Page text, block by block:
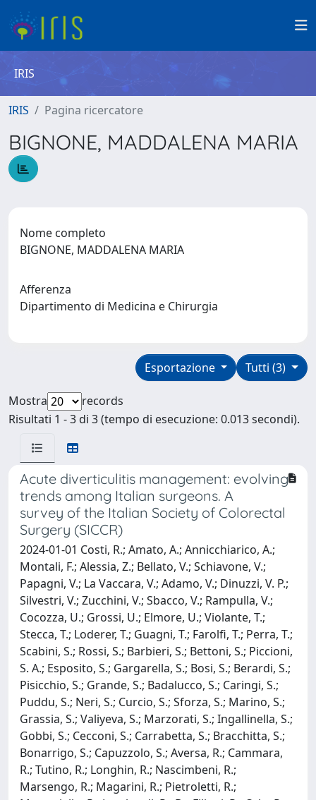
IRIS
IRIS Pagina ricercatore
BIGNONE, MADDALENA MARIA
Nome completo
BIGNONE, MADDALENA MARIA
Afferenza
Dipartimento di Medicina e Chirurgia
Tutti (3)
Esportazione
Mostra
records
Risultati 1 - 3 di 3 (tempo di esecuzione: 0.013 secondi).
Acute diverticulitis management: evolving
trends among Italian surgeons. A
survey of the Italian Society of Colorectal
Surgery (SICCR)
2024-01-01 Costi, R.; Amato, A.; Annicchiarico, A.;
Montali, F.; Alessia, Z.; Bellato, V.; Schiavone, V.;
Papagni, V.; La Vaccara, V.; Adamo, V.; Dinuzzi, V. P.;
Silvestri, V.; Zucchini, V.; Sbacco, V.; Rampulla, V.;
Cocozza, U.; Grossi, U.; Elmore, U.; Violante, T.;
Stecca, T.; Loderer, T.; Guagni, T.; Farolfi, T.; Perra, T.;
Scabini, S.; Rossi, S.; Barbieri, S.; Bettoni, S.; Piccioni,
S. A.; Esposito, S.; Gargarella, S.; Bosi, S.; Berardi, S.;
Pisicchio, S.; Grande, S.; Badalucco, S.; Caringi, S.;
Puddu, S.; Neri, S.; Curcio, S.; Sforza, S.; Marino, S.;
Grassia, S.; Valiyeva, S.; Marzorati, S.; Ingallinella, S.;
Gobbi, S.; Cecconi, S.; Carrabetta, S.; Bracchitta, S.;
Bonarrigo, S.; Capuzzolo, S.; Aversa, R.; Cammara,
R.; Tutino, R.; Longhin, R.; Nascimbeni, R.;
Marsengo, R.; Magarini, R.; Pietroletti, R.;